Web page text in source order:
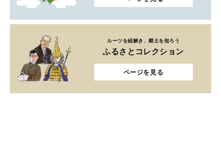
ルーツを紐解き、郷土を知ろう
ふるさとコレクション
ページを見る